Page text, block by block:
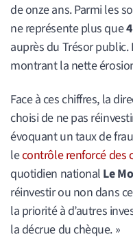
de onze ans. Parmi les
ne représente plus que
auprès du Trésor public.
montrant la nette
Face à ces chiffres, la
choisi de ne pas
évoquant un taux de
lecontrôle renforcé des
quotidien national Le
réinvestir ou non dans
la priorité à d’autres
la décrue du chèque. »